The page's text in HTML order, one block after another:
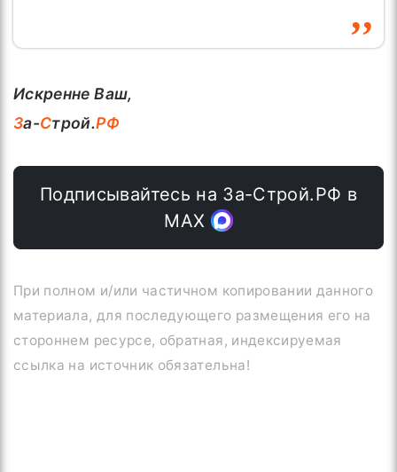
Искренне Ваш,
За-Строй.РФ
Подписывайтесь на За-Строй.РФ в
МАХ
При полном и/или частичном копировании данного
материала, для последующего размещения его на
стороннем ресурсе, обратная, индексируемая
ссылка на источник обязательна!